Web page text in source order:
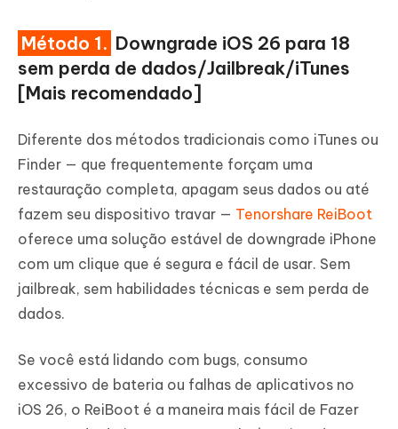
Método 1. Downgrade iOS 26 para 18
sem perda de dados/Jailbreak/iTunes
[Mais recomendado]
Diferente dos métodos tradicionais como iTunes ou
Finder — que frequentemente forçam uma
restauração completa, apagam seus dados ou até
fazem seu dispositivo travar — Tenorshare ReiBoot
oferece uma solução estável de downgrade iPhone
com um clique que é segura e fácil de usar. Sem
jailbreak, sem habilidades técnicas e sem perda de
dados.
Se você está lidando com bugs, consumo
excessivo de bateria ou falhas de aplicativos no
iOS 26, o ReiBoot é a maneira mais fácil de Fazer